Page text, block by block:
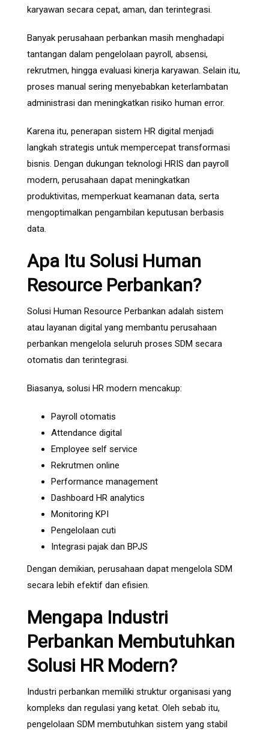
karyawan secara cepat, aman, dan terintegrasi.
Banyak perusahaan perbankan masih menghadapi
tantangan dalam pengelolaan payroll, absensi,
rekrutmen, hingga evaluasi kinerja karyawan. Selain itu,
proses manual sering menyebabkan keterlambatan
administrasi dan meningkatkan risiko human error.
Karena itu, penerapan sistem HR digital menjadi
langkah strategis untuk mempercepat transformasi
bisnis. Dengan dukungan teknologi HRIS dan payroll
modern, perusahaan dapat meningkatkan
produktivitas, memperkuat keamanan data, serta
mengoptimalkan pengambilan keputusan berbasis
data.
Apa Itu Solusi Human
Resource Perbankan?
Solusi Human Resource Perbankan adalah sistem
atau layanan digital yang membantu perusahaan
perbankan mengelola seluruh proses SDM secara
otomatis dan terintegrasi.
Biasanya, solusi HR modern mencakup:
Payroll otomatis
Attendance digital
Employee self service
Rekrutmen online
Performance management
Dashboard HR analytics
Monitoring KPI
Pengelolaan cuti
Integrasi pajak dan BPJS
Dengan demikian, perusahaan dapat mengelola SDM
secara lebih efektif dan efisien.
Mengapa Industri
Perbankan Membutuhkan
Solusi HR Modern?
Industri perbankan memiliki struktur organisasi yang
kompleks dan regulasi yang ketat. Oleh sebab itu,
pengelolaan SDM membutuhkan sistem yang stabil